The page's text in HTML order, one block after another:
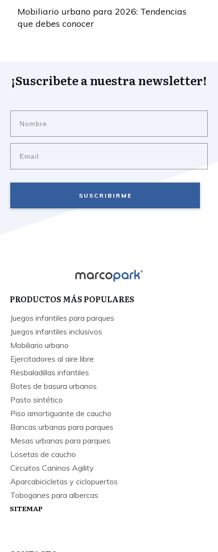
Mobiliario urbano para 2026: Tendencias
que debes conocer
¡Suscribete a nuestra newsletter!
SUSCRIBIRME
PRODUCTOS MÁS POPULARES
Juegos infantiles para parques
Juegos infantiles inclusivos
Mobiliario urbano
Ejercitadores al aire libre
Resbaladillas infantiles
Botes de basura urbanos
Pasto sintético
Piso amortiguante de caucho
Bancas urbanas para parques
Mesas urbanas para parques
Losetas de caucho
Circuitos Caninos Agility
Aparcabicicletas y ciclopuertos
Toboganes para albercas
SITEMAP